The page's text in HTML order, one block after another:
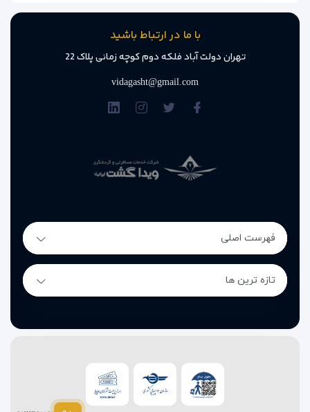
با ما در ارتباط باشید
تهران دولت آباد فلکه دوم کوچه زمانی پلاک 22
vidagasht@gmail.com
فهرست اصلی
تازه ترین ها